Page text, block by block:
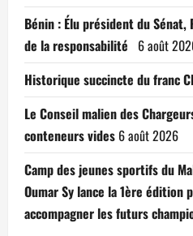
Bénin : Élu président du Sénat,
de la responsabilité 6 août
Historique succincte du franc
Le Conseil malien des
conteneurs vides 6 août 2026
Camp des jeunes sportifs du
Oumar Sy lance la 1ère édition
accompagner les futurs